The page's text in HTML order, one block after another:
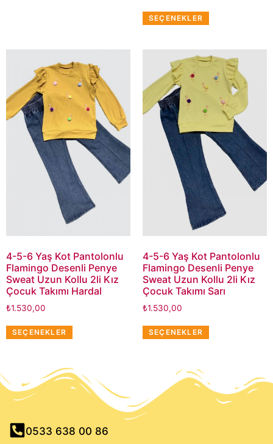
SEÇENEKLER
4-5-6 Yaş Kot Pantolonlu
Flamingo Desenli Penye
Sweat Uzun Kollu 2li Kız
Çocuk Takımı Hardal
₺1.530,00
SEÇENEKLER
4-5-6 Yaş Kot Pantolonlu
Flamingo Desenli Penye
Sweat Uzun Kollu 2li Kız
Çocuk Takımı Sarı
₺1.530,00
SEÇENEKLER
0533 638 00 86